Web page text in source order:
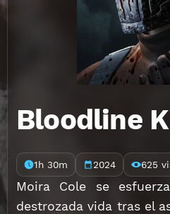
Bloodline
1h 30m 2024 625
Moira Cole se
destrozada vida tras el